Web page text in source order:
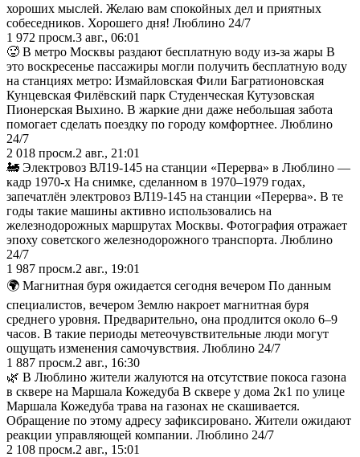
хороших мыслей. Желаю вам спокойных дел и приятных
собеседников. Хорошего дня! Люблино 24/7
1 972 просм.3 авг., 06:01
🥵 В метро Москвы раздают бесплатную воду из-за жары В
это воскресенье пассажиры могли получить бесплатную воду
на станциях метро: Измайловская Фили Багратионовская
Кунцевская Филёвский парк Студенческая Кутузовская
Пионерская Выхино. В жаркие дни даже небольшая забота
помогает сделать поездку по городу комфортнее. Люблино
24/7
2 018 просм.2 авг., 21:01
🚂 Электровоз ВЛ19-145 на станции «Перерва» в Люблино —
кадр 1970-х На снимке, сделанном в 1970–1979 годах,
запечатлён электровоз ВЛ19-145 на станции «Перерва». В те
годы такие машины активно использовались на
железнодорожных маршрутах Москвы. Фотография отражает
эпоху советского железнодорожного транспорта. Люблино
24/7
1 987 просм.2 авг., 19:01
🌍 Магнитная буря ожидается сегодня вечером По данным
специалистов, вечером Землю накроет магнитная буря
среднего уровня. Предварительно, она продлится около 6–9
часов. В такие периоды метеочувствительные люди могут
ощущать изменения самочувствия. Люблино 24/7
1 887 просм.2 авг., 16:30
🌿 В Люблино жители жалуются на отсутствие покоса газона
в сквере на Маршала Кожедуба В сквере у дома 2к1 по улице
Маршала Кожедуба трава на газонах не скашивается.
Обращение по этому адресу зафиксировано. Жители ожидают
реакции управляющей компании. Люблино 24/7
2 108 просм.2 авг., 15:01